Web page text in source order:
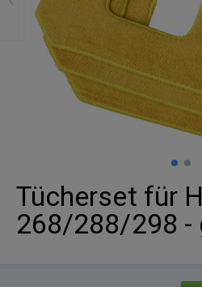
Tücherset für
268/288/298 -